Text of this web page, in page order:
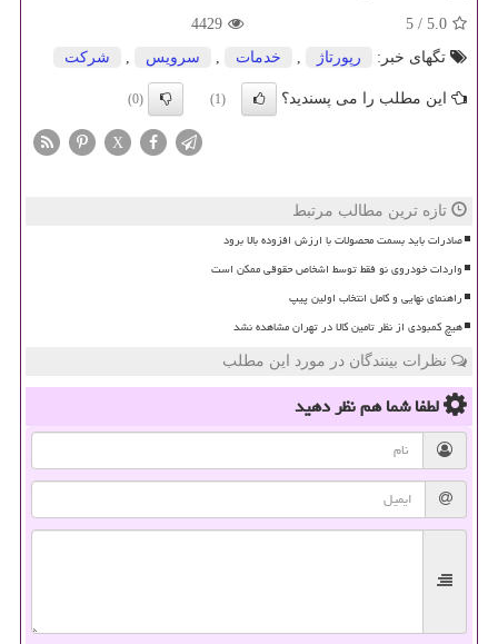
5.0
/
5
4429
تگهای خبر:
رپورتاژ خدمات سرویس شركت
این مطلب را می پسندید؟ (1)
(0)
X
تازه ترین مطالب مرتبط
صادرات باید بسمت محصولات با ارزش افزوده بالا برود
واردات خودروی نو فقط توسط اشخاص حقوقی ممکن است
راهنمای نهایی و کامل انتخاب اولین پیپ
هیچ کمبودی از نظر تامین کالا در تهران مشاهده نشد
نظرات بینندگان در مورد این مطلب
لطفا شما همنظر دهید